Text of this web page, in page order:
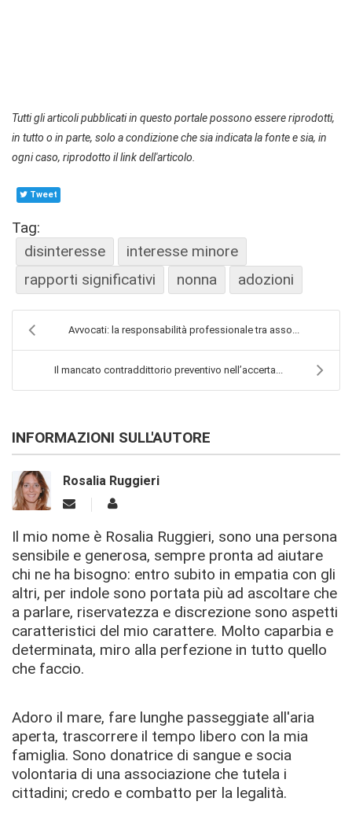
Tutti gli articoli pubblicati in questo portale possono essere riprodotti,
in tutto o in parte, solo a condizione che sia indicata la fonte e sia, in
ogni caso, riprodotto il link dell'articolo.
Tweet
Tag:
disinteresse
interesse minore
rapporti significativi
nonna adozioni
Avvocati: la responsabilità professionale tra asso...
Il mancato contraddittorio preventivo nell’accerta...
INFORMAZIONI SULL'AUTORE
Rosalia Ruggieri
Il mio nome è Rosalia Ruggieri, sono una persona
sensibile e generosa, sempre pronta ad aiutare
chi ne ha bisogno: entro subito in empatia con gli
altri, per indole sono portata più ad ascoltare che
a parlare, riservatezza e discrezione sono aspetti
caratteristici del mio carattere. Molto caparbia e
determinata, miro alla perfezione in tutto quello
che faccio.
Adoro il mare, fare lunghe passeggiate all'aria
aperta, trascorrere il tempo libero con la mia
famiglia. Sono donatrice di sangue e socia
volontaria di una associazione che tutela i
cittadini; credo e combatto per la legalità.